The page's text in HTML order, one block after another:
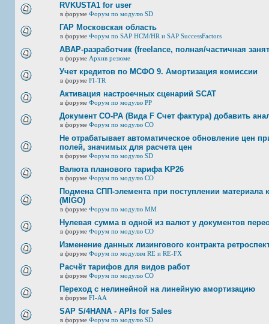
RVKUSTA1 for user
в форуме Форум по модулю SD
ГАР Московская область
в форуме Форум по SAP HCM/HR и SAP SuccessFactors
ABAP-разработчик (freelance, полная/частичная
в форуме Архив резюме
Учет кредитов по МСФО 9. Амортизация комиссии
в форуме FI-TR
Активация настроечных сценарий SCAT
в форуме Форум по модулю РР
Документ CO-PA (Вида F Счет фактура) добавить
в форуме Форум по модулю СО
Не отрабатывает автоматическое обновление цен
полей, значимых для расчета цен
в форуме Форум по модулю SD
Валюта планового тарифа KP26
в форуме Форум по модулю СО
Подмена СПП-элемента при поступлении материала к
(MIGO)
в форуме Форум по модулю ММ
Нулевая сумма в одной из валют у документов
в форуме Форум по модулю СО
Изменение данных лизингового контракта
в форуме Форум по модулям RE и RE-FX
Расчёт тарифов для видов работ
в форуме Форум по модулю СО
Переход с нелинейной на линейную амортизацию
в форуме FI-AA
SAP S/4HANA - APIs for Sales
в форуме Форум по модулю SD